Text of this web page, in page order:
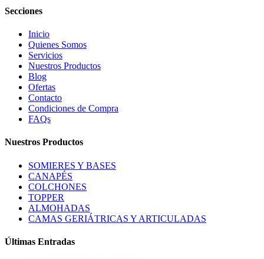
Secciones
Inicio
Quienes Somos
Servicios
Nuestros Productos
Blog
Ofertas
Contacto
Condiciones de Compra
FAQs
Nuestros Productos
SOMIERES Y BASES
CANAPÉS
COLCHONES
TOPPER
ALMOHADAS
CAMAS GERIÁTRICAS Y ARTICULADAS
Últimas Entradas